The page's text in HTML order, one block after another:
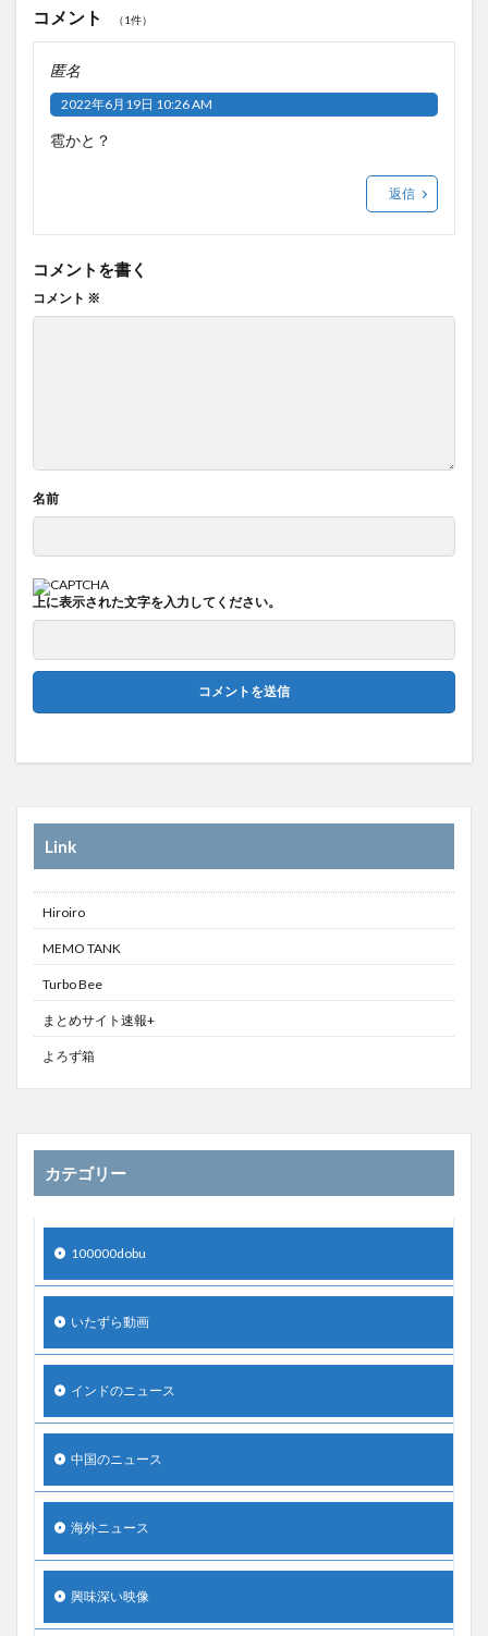
コメント （1件）
匿名
2022年6月19日 10:26 AM
雹かと？
返信
コメントを書く
コメント ※
名前
上に表示された文字を入力してください。
Link
Hiroiro
MEMO TANK
Turbo Bee
まとめサイト速報+
よろず箱
カテゴリー
100000dobu
いたずら動画
インドのニュース
中国のニュース
海外ニュース
興味深い映像